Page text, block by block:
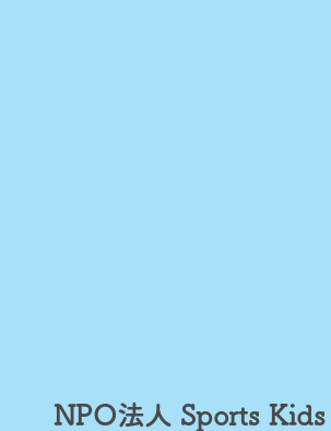
NPO法人 Sports